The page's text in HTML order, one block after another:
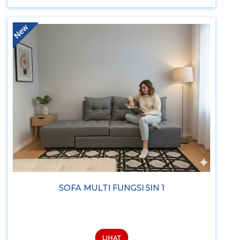
SOFA MULTI FUNGSI 5IN 1
LIHAT
New